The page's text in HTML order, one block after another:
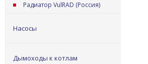
Радиатор VulRAD (Россия)
Насосы
Дымоходы к котлам